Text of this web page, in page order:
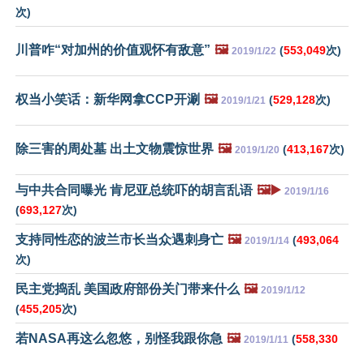
次)
川普咋“对加州的价值观怀有敌意” 🖼️ 2019/1/22 (553,049次)
权当小笑话：新华网拿CCP开涮 🖼️ 2019/1/21 (529,128次)
除三害的周处墓 出土文物震惊世界 🖼️ 2019/1/20 (413,167次)
与中共合同曝光 肯尼亚总统吓的胡言乱语 🖼️▶️ 2019/1/16
(693,127次)
支持同性恋的波兰市长当众遇刺身亡 🖼️ 2019/1/14 (493,064
次)
民主党捣乱 美国政府部份关门带来什么 🖼️ 2019/1/12
(455,205次)
若NASA再这么忽悠，别怪我跟你急 🖼️ 2019/1/11 (558,330